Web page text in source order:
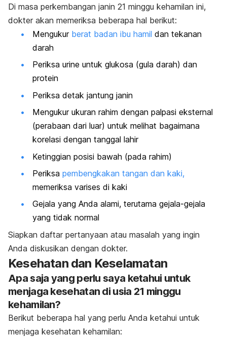
Di masa perkembangan janin 21 minggu kehamilan ini,
dokter akan memeriksa beberapa hal berikut:
Mengukur berat badan ibu hamil dan tekanan
darah
Periksa urine untuk glukosa (gula darah) dan
protein
Periksa detak jantung janin
Mengukur ukuran rahim dengan palpasi eksternal
(perabaan dari luar) untuk melihat bagaimana
korelasi dengan tanggal lahir
Ketinggian posisi bawah (pada rahim)
Periksa pembengkakan tangan dan kaki,
memeriksa varises di kaki
Gejala yang Anda alami, terutama gejala-gejala
yang tidak normal
Siapkan daftar pertanyaan atau masalah yang ingin
Anda diskusikan dengan dokter.
Kesehatan dan Keselamatan
Apa saja yang perlu saya ketahui untuk
menjaga kesehatan di usia 21 minggu
kehamilan?
Berikut beberapa hal yang perlu Anda ketahui untuk
menjaga kesehatan kehamilan: